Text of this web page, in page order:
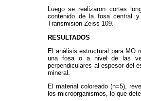
Luego se realizaron cortes
contenido de la fosa central
Transmisión Zeiss 109.
RESULTADOS
El análisis estructural para MO
una fosa o a nivel de las
perpendiculares al espesor del
mineral.
El material coloreado (n=5),
los microorganismos, lo que